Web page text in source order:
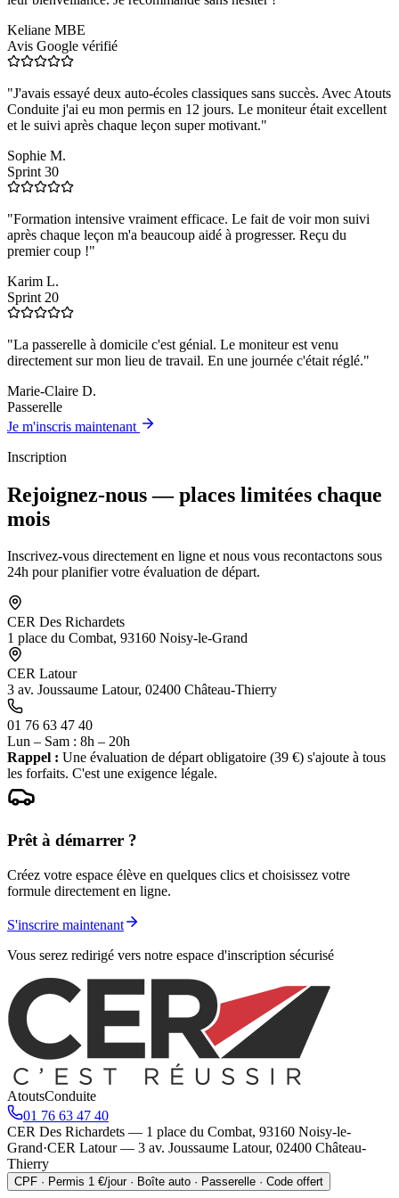
Keliane MBE
Avis Google vérifié
"J'avais essayé deux auto-écoles classiques sans succès. Avec Atouts
Conduite j'ai eu mon permis en 12 jours. Le moniteur était excellent
et le suivi après chaque leçon super motivant."
Sophie M.
Sprint 30
"Formation intensive vraiment efficace. Le fait de voir mon suivi
après chaque leçon m'a beaucoup aidé à progresser. Reçu du
premier coup !"
Karim L.
Sprint 20
"La passerelle à domicile c'est génial. Le moniteur est venu
directement sur mon lieu de travail. En une journée c'était réglé."
Marie-Claire D.
Passerelle
Je m'inscris maintenant
Inscription
Rejoignez-nous — places limitées chaque
mois
Inscrivez-vous directement en ligne et nous vous recontactons sous
24h pour planifier votre évaluation de départ.
CER Des Richardets
1 place du Combat, 93160 Noisy-le-Grand
CER Latour
3 av. Joussaume Latour, 02400 Château-Thierry
01 76 63 47 40
Lun – Sam : 8h – 20h
Rappel : Une évaluation de départ obligatoire (39 €) s'ajoute à tous
les forfaits. C'est une exigence légale.
Prêt à démarrer ?
Créez votre espace élève en quelques clics et choisissez votre
formule directement en ligne.
S'inscrire maintenant
Vous serez redirigé vers notre espace d'inscription sécurisé
AtoutsConduite
01 76 63 47 40
CER Des Richardets — 1 place du Combat, 93160 Noisy-le-
Grand·CER Latour — 3 av. Joussaume Latour, 02400 Château-
Thierry
CPF · Permis 1 €/jour · Boîte auto · Passerelle · Code offert